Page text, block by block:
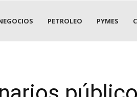
PETROLEO PYMES